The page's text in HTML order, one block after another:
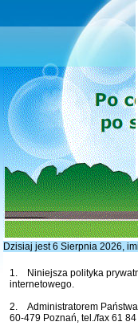
Dzisiaj jest 6 Sierpnia 2026,
1. Niniejsza polityka
internetowego.
2. Administratorem Państwa
60-479 Poznań, tel./fax 61